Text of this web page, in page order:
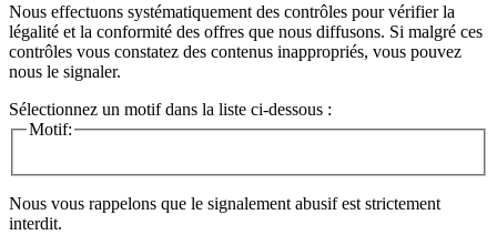
Nous effectuons systématiquement des contrôles pour vérifier la
légalité et la conformité des offres que nous diffusons. Si malgré ces
contrôles vous constatez des contenus inappropriés, vous pouvez
nous le signaler.
Sélectionnez un motif dans la liste ci-dessous :
Motif:
Nous vous rappelons que le signalement abusif est strictement
interdit.